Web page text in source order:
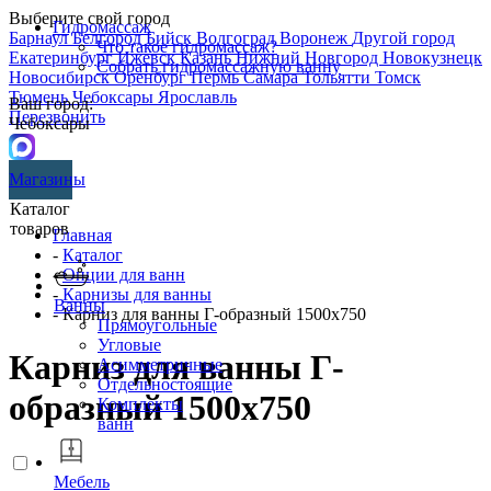
Выберите свой город
БарнаулБелгородБийск ВолгоградВоронеж Другой город
ЕкатеринбургИжевскКазаньНижний Новгород Новокузнецк
НовосибирскОренбургПермьСамараТольятти Томск
ТюменьЧебоксары Ярославль
Перезвонить
Гидромассаж
Что такое гидромассаж?
Собрать гидромассажную ванну
Ваш город:
Чебоксары
Магазины
Каталог
товаров
Ванны
Прямоугольные
Угловые
Асимметричные
Отдельностоящие
Комплекты
ванн
Мебель
Главная
- Каталог
-Опции для ванн
- Карнизы для ванны
- Карниз для ванны Г-образный 1500х750
Карниз для ванны Г-
образный 1500х750